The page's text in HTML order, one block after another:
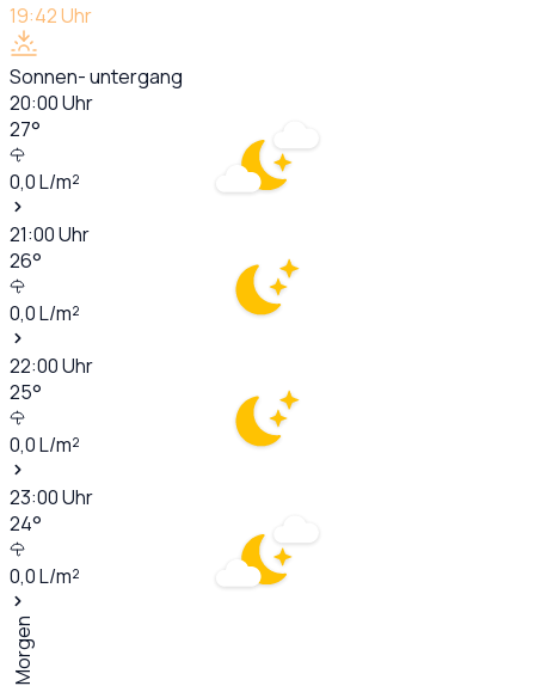
19:42Uhr
Sonnen- untergang
20:00Uhr
27°
0,0L/m²
21:00Uhr
26°
0,0L/m²
22:00Uhr
25°
0,0L/m²
23:00Uhr
24°
0,0L/m²
Morgen